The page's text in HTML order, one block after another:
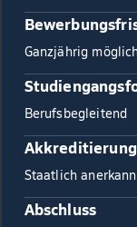
Ganzjährig
Berufsbegleitend
Akkreditierung
Staatlich
Abschluss